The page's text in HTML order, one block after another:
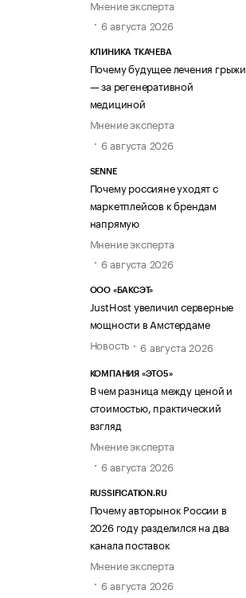
Мнение эксперта
6 августа 2026
КЛИНИКА ТКАЧЕВА
Почему будущее лечения грыжи
— за регенеративной
медициной
Мнение эксперта
6 августа 2026
SENNE
Почему россияне уходят с
маркетплейсов к брендам
напрямую
Мнение эксперта
6 августа 2026
ООО «БАКСЭТ»
JustHost увеличил серверные
мощности в Амстердаме
Новость
6 августа 2026
КОМПАНИЯ «ЭТО5»
В чем разница между ценой и
стоимостью, практический
взгляд
Мнение эксперта
6 августа 2026
RUSSIFICATION.RU
Почему авторынок России в
2026 году разделился на два
канала поставок
Мнение эксперта
6 августа 2026